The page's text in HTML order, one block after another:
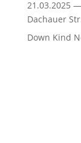
21.03.2025
Dachauer
Down Kind